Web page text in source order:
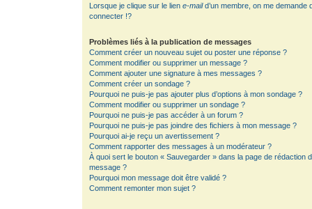
Lorsque je clique sur le lien e-maild’un membre, on me demande
connecter !?
Problèmes liés à la publication de messages
Comment créer un nouveau sujet ou poster une réponse ?
Comment modifier ou supprimer un message ?
Comment ajouter une signature à mes messages ?
Comment créer un sondage ?
Pourquoi ne puis-je pas ajouter plus d’options à mon sondage ?
Comment modifier ou supprimer un sondage ?
Pourquoi ne puis-je pas accéder à un forum ?
Pourquoi ne puis-je pas joindre des fichiers à mon message ?
Pourquoi ai-je reçu un avertissement ?
Comment rapporter des messages à un modérateur ?
À quoi sert le bouton « Sauvegarder » dans la page de rédaction
message ?
Pourquoi mon message doit être validé ?
Comment remonter mon sujet ?